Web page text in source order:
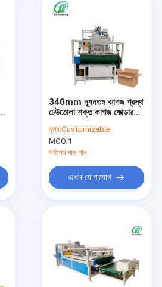
340mm ন্যূনতম কাগজ প্রস্থ
ঢেউতোলা শক্ত কাগজ ফোল্ডার
মূল্য:Customizable
MOQ:1
সর্বশেষ দাম পান
এখন যোগাযোগ